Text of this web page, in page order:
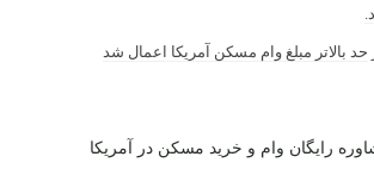
حد بالاتر مبلغ وام مسکن آمریکا اعمال شد
رایگان وام و خرید مسکن در آمریکا